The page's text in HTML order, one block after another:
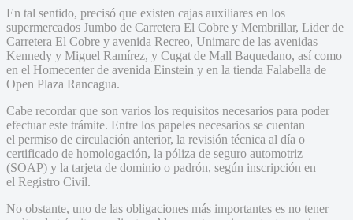
En tal sentido, precisó que existen cajas auxiliares en los
supermercados Jumbo de Carretera El Cobre y Membrillar, Lider de
Carretera El Cobre y avenida Recreo, Unimarc de las avenidas
Kennedy y Miguel Ramírez, y Cugat de Mall Baquedano, así como
en el Homecenter de avenida Einstein y en la tienda Falabella de
Open Plaza Rancagua.
Cabe recordar que son varios los requisitos necesarios para poder
efectuar este trámite. Entre los papeles necesarios se cuentan
el permiso de circulación anterior, la revisión técnica al día o
certificado de homologación, la póliza de seguro automotriz
(SOAP) y la tarjeta de dominio o padrón, según inscripción en
el Registro Civil.
No obstante, uno de las obligaciones más importantes es no tener